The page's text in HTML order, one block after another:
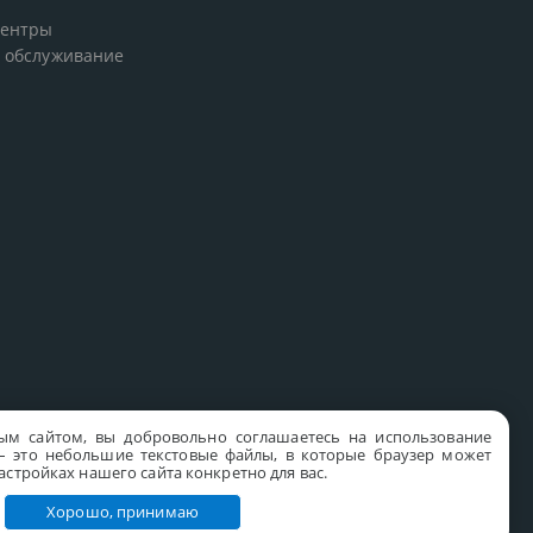
сайтом, вы добровольно соглашаетесь на использование
это небольшие текстовые файлы, в которые браузер может
нашего сайта конкретно для вас.
Хорошо, принимаю